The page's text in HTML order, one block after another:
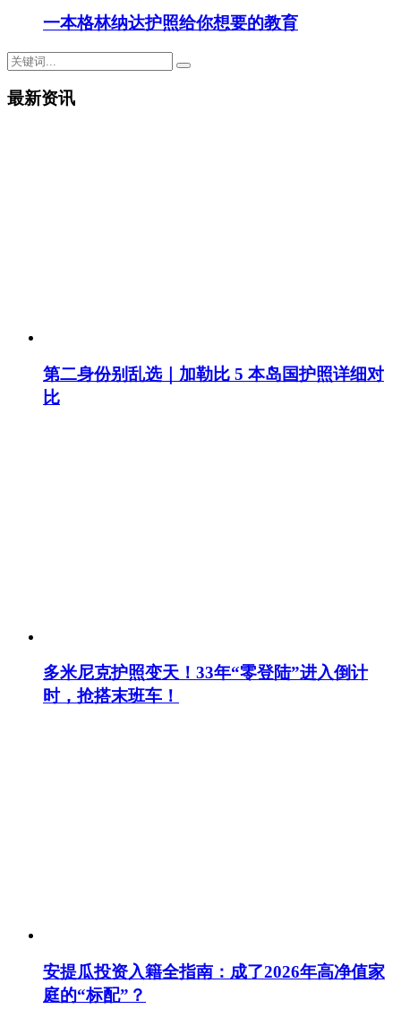
一本格林纳达护照给你想要的教育
最新资讯
第二身份别乱选｜加勒比 5 本岛国护照详细对
比
多米尼克护照变天！33年“零登陆”进入倒计
时，抢搭末班车！
安提瓜投资入籍全指南：成了2026年高净值家
庭的“标配”？